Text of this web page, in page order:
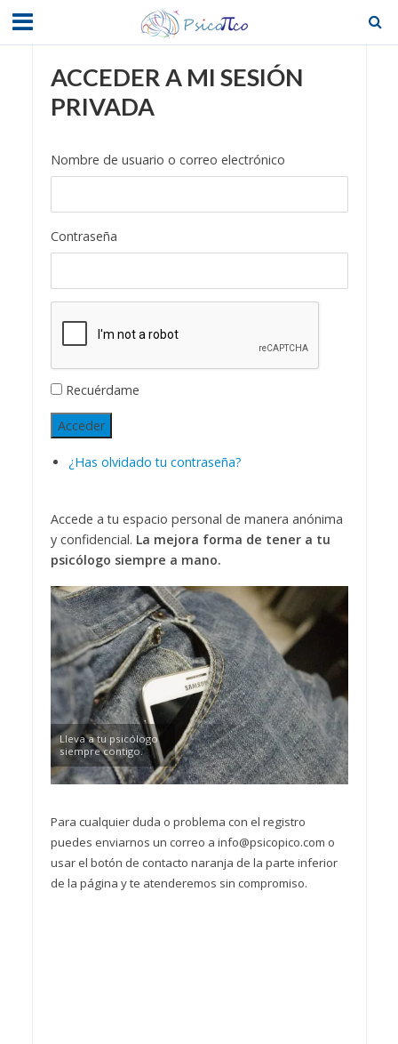
ACCEDER A MI SESIÓN
PRIVADA
Nombre de usuario o correo electrónico
Contraseña
Recuérdame
Acceder
¿Has olvidado tu contraseña?
Accede a tu espacio personal de manera anónima
y confidencial. La mejora forma de tener a tu
psicólogo siempre a mano.
Lleva a tu psicólogo
siempre contigo.
Para cualquier duda o problema con el registro
puedes enviarnos un correo a info@psicopico.com o
usar el botón de contacto naranja de la parte inferior
de la página y te atenderemos sin compromiso.